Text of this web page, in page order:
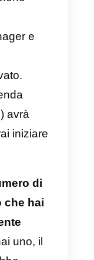
seconda
con i tuoi
account
fare è